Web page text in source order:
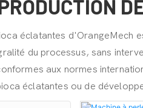
éclatantes d'OrangeMech
du processus, sans
aux normes
éclatantes ou de